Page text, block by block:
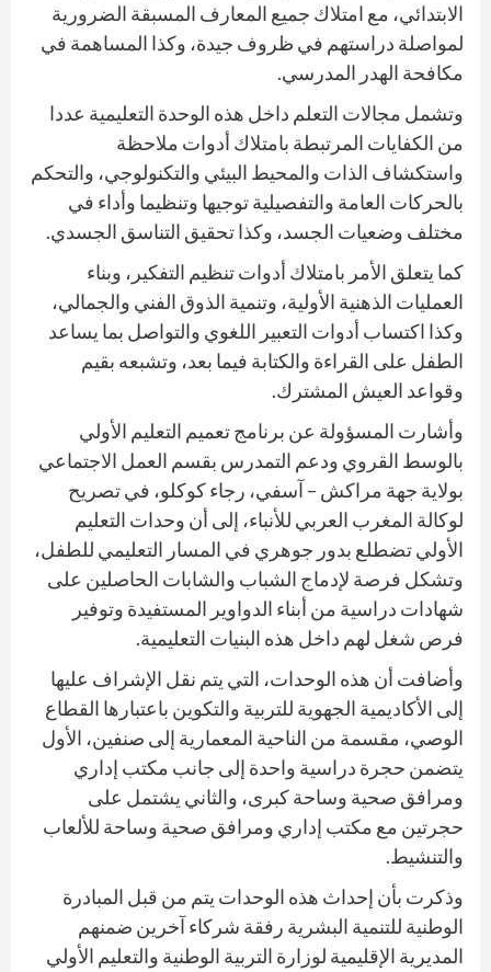
الابتدائي، مع امتلاك جميع المعارف المسبقة الضرورية
لمواصلة دراستهم في ظروف جيدة، وكذا المساهمة في
مكافحة الهدر المدرسي.
وتشمل مجالات التعلم داخل هذه الوحدة التعليمية عددا
من الكفايات المرتبطة بامتلاك أدوات ملاحظة
واستكشاف الذات والمحيط البيئي والتكنولوجي، والتحكم
بالحركات العامة والتفصيلية توجيها وتنظيما وأداء في
مختلف وضعيات الجسد، وكذا تحقيق التناسق الجسدي.
كما يتعلق الأمر بامتلاك أدوات تنظيم التفكير، وبناء
العمليات الذهنية الأولية، وتنمية الذوق الفني والجمالي،
وكذا اكتساب أدوات التعبير اللغوي والتواصل بما يساعد
الطفل على القراءة والكتابة فيما بعد، وتشبعه بقيم
وقواعد العيش المشترك.
وأشارت المسؤولة عن برنامج تعميم التعليم الأولي
بالوسط القروي ودعم التمدرس بقسم العمل الاجتماعي
بولاية جهة مراكش – آسفي، رجاء كوكلو، في تصريح
لوكالة المغرب العربي للأنباء، إلى أن وحدات التعليم
الأولي تضطلع بدور جوهري في المسار التعليمي للطفل،
وتشكل فرصة لإدماج الشباب والشابات الحاصلين على
شهادات دراسية من أبناء الدواوير المستفيدة وتوفير
فرص شغل لهم داخل هذه البنيات التعليمية.
وأضافت أن هذه الوحدات، التي يتم نقل الإشراف عليها
إلى الأكاديمية الجهوية للتربية والتكوين باعتبارها القطاع
الوصي، مقسمة من الناحية المعمارية إلى صنفين، الأول
يتضمن حجرة دراسية واحدة إلى جانب مكتب إداري
ومرافق صحية وساحة كبرى، والثاني يشتمل على
حجرتين مع مكتب إداري ومرافق صحية وساحة للألعاب
والتنشيط.
وذكرت بأن إحداث هذه الوحدات يتم من قبل المبادرة
الوطنية للتنمية البشرية رفقة شركاء آخرين ضمنهم
المديرية الإقليمية لوزارة التربية الوطنية والتعليم الأولي